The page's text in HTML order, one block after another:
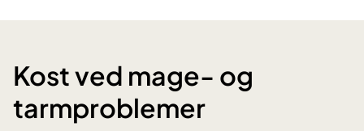
Kost ved mage- og
tarmproblemer